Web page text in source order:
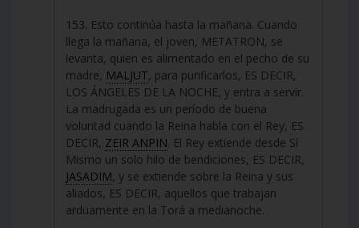
153. Esto continúa hasta la mañana. Cuando
llega la mañana, el joven, METATRON, se
levanta, quien es alimentado en el pecho de su
madre, MALJUT, para purificarlos, ES DECIR,
LOS ÁNGELES DE LA NOCHE, y entra a servir.
La madrugada es un período de buena
voluntad cuando la Reina habla con el Rey, ES
DECIR, ZEIR ANPIN. El Rey extiende desde Sí
Mismo un solo hilo de bendiciones, ES DECIR,
JASADIM, y se extiende sobre la Reina y sus
aliados, ES DECIR, aquellos que trabajan
arduamente en la Torá a medianoche.